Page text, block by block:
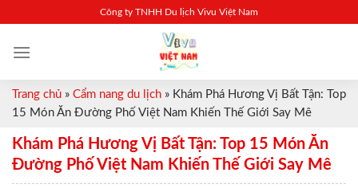
content
Công ty TNHH Du lịch Vivu Việt Nam
Trang chủ » Cẩm nang du lịch » Khám Phá Hương Vị Bất Tận: Top
15 Món Ăn Đường Phố Việt Nam Khiến Thế Giới Say Mê
Khám Phá Hương Vị Bất Tận: Top 15 Món Ăn
Đường Phố Việt Nam Khiến Thế Giới Say Mê